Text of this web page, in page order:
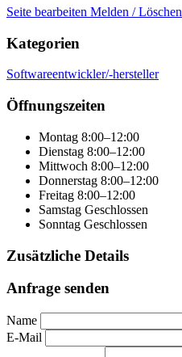
Seite bearbeiten Melden / Löschen
Kategorien
Softwareentwickler/-hersteller
Öffnungszeiten
Montag 8:00–12:00
Dienstag 8:00–12:00
Mittwoch 8:00–12:00
Donnerstag 8:00–12:00
Freitag 8:00–12:00
Samstag Geschlossen
Sonntag Geschlossen
Zusätzliche Details
Anfrage senden
Name
E-Mail